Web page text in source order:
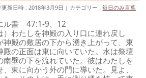
更新日時 : 2018年3月9日 カテゴリー :毎日のみ言葉
書 47:1-9、12
）わたしを神殿の入り口に連れ戻し
神殿の敷居の下から湧き上がって、東
の正面は東に向いていた。水は祭壇
壁の下を流れていた。彼はわたしを
東に向かう外の門に導いた。見よ、